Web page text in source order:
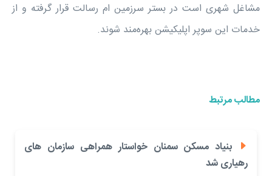
مشاغل شهری است در بستر سرزمین ام رسالت قرار گرفته و از
خدمات این سوپر اپلیکیشن بهره‌مند شوند.
مطالب مرتبط
بنیاد مسکن سمنان خواستار همراهی سازمان های
رهیاری شد